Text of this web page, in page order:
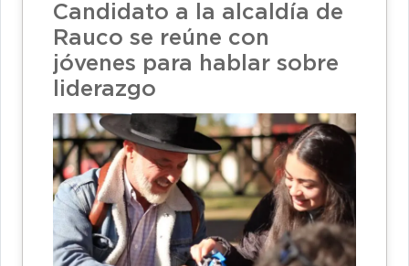
Candidato a la alcaldía de
Rauco se reúne con
jóvenes para hablar sobre
liderazgo